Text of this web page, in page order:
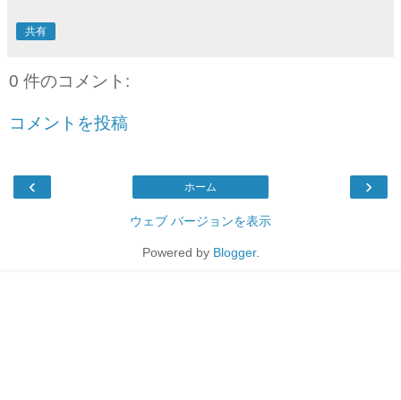
共有
0 件のコメント:
コメントを投稿
‹ ›
ホーム
ウェブ バージョンを表示
Powered by Blogger.